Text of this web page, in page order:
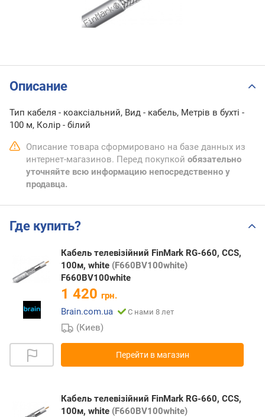
Описание
Тип кабеля - коаксіальний, Вид - кабель, Метрів в бухті -
100 м, Колір - білий
Описание товара сформировано на базе данных из
интернет-магазинов. Перед покупкой обязательно
уточняйте всю информацию непосредственно у
продавца.
Где купить?
Кабель телевізійний FinMark RG-660, CCS,
100м, white (F660BV100white)
F660BV100white
1 420 грн.
Brain.com.ua
С нами 8 лет
(Киев)
Перейти в магазин
Кабель телевізійний FinMark RG-660, CCS,
100м, white (F660BV100white)